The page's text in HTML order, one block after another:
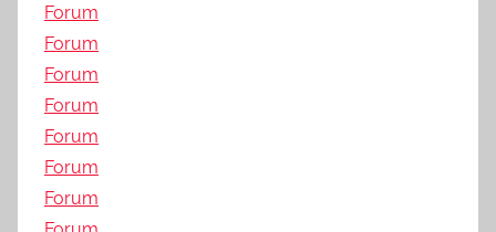
Forum
Forum
Forum
Forum
Forum
Forum
Forum